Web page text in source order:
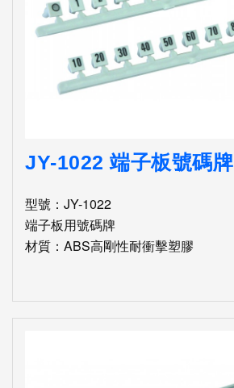
JY-1022 端子板號碼牌
型號：JY-1022
端子板用號碼牌
材質：ABS高剛性耐衝擊塑膠